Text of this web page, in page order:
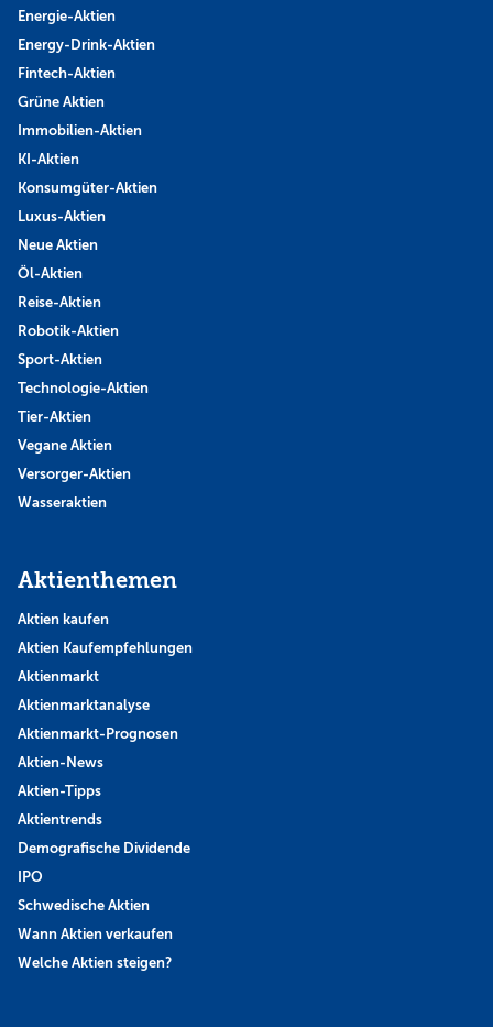
Energie-Aktien
Energy-Drink-Aktien
Fintech-Aktien
Grüne Aktien
Immobilien-Aktien
KI-Aktien
Konsumgüter-Aktien
Luxus-Aktien
Neue Aktien
Öl-Aktien
Reise-Aktien
Robotik-Aktien
Sport-Aktien
Technologie-Aktien
Tier-Aktien
Vegane Aktien
Versorger-Aktien
Wasseraktien
Aktienthemen
Aktien kaufen
Aktien Kaufempfehlungen
Aktienmarkt
Aktienmarktanalyse
Aktienmarkt-Prognosen
Aktien-News
Aktien-Tipps
Aktientrends
Demografische Dividende
IPO
Schwedische Aktien
Wann Aktien verkaufen
Welche Aktien steigen?